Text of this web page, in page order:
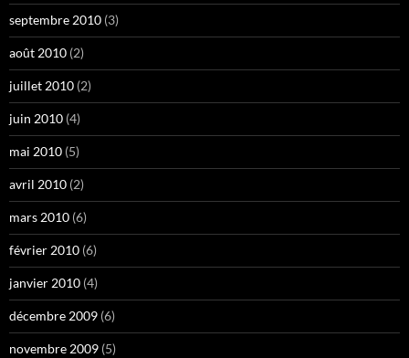
septembre 2010 (3)
août 2010 (2)
juillet 2010 (2)
juin 2010 (4)
mai 2010 (5)
avril 2010 (2)
mars 2010 (6)
février 2010 (6)
janvier 2010 (4)
décembre 2009 (6)
novembre 2009 (5)